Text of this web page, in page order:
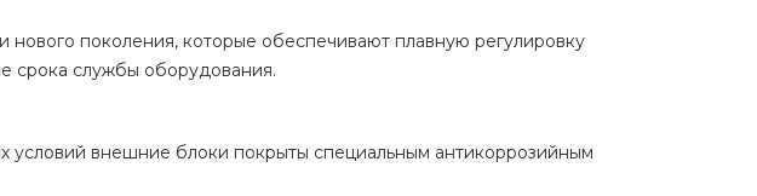
поколения, которые обеспечивают плавную регулировку
срока службы оборудования.
условий внешние блоки покрыты специальным антикоррозийным